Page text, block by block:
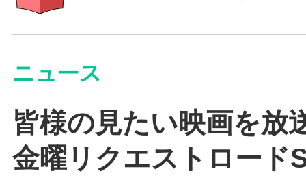
ニュース
皆様の見たい映画を放
金曜リクエストロード